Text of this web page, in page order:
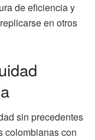
de eficiencia y
en otros
sin precedentes
colombianas con